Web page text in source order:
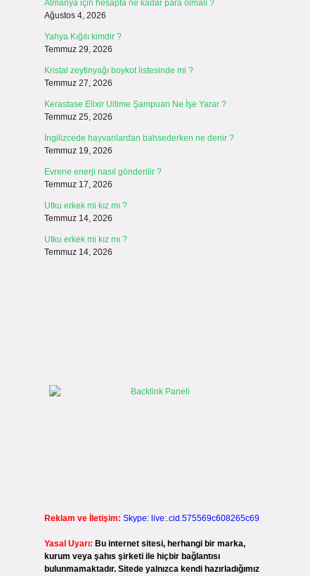
Almanya için hesapta ne kadar para olmalı ?
Ağustos 4, 2026
Yahya Kığılı kimdir ?
Temmuz 29, 2026
Kristal zeytinyağı boykot listesinde mi ?
Temmuz 27, 2026
Kerastase Elixir Ultime Şampuan Ne İşe Yarar ?
Temmuz 25, 2026
İngilizcede hayvanlardan bahsederken ne denir ?
Temmuz 19, 2026
Evrene enerji nasıl gönderilir ?
Temmuz 17, 2026
Utku erkek mi kız mı ?
Temmuz 14, 2026
Utku erkek mi kız mı ?
Temmuz 14, 2026
Reklam ve İletişim: Skype: live:.cid.575569c608265c69
Yasal Uyarı: Bu internet sitesi, herhangi bir marka,
kurum veya şahıs şirketi ile hiçbir bağlantısı
bulunmamaktadır. Sitede yalnızca kendi hazırladığımız